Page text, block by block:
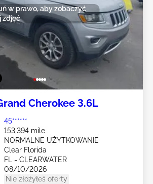
w prawo, aby zobaczyć
zdjęć
Cherokee 3.6L
45******
153,394 mile
NORMALNE UŻYTKOWANIE
Clear Florida
FL - CLEARWATER
08/10/2026
Nie złożyłeś oferty